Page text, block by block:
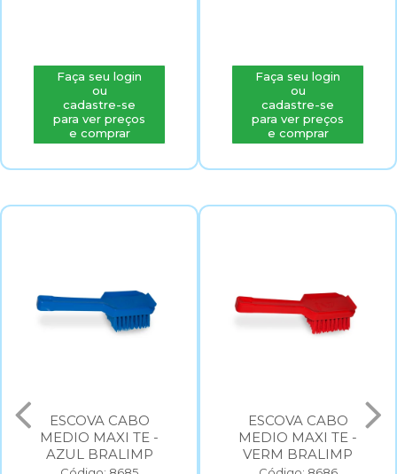
Faça seu login
ou
cadastre-se
para ver preços
e comprar
Faça seu login
ou
cadastre-se
para ver preços
e comprar
ESCOVA CABO
MEDIO MAXI TE -
AZUL BRALIMP
ESCOVA CABO
MEDIO MAXI TE -
VERM BRALIMP